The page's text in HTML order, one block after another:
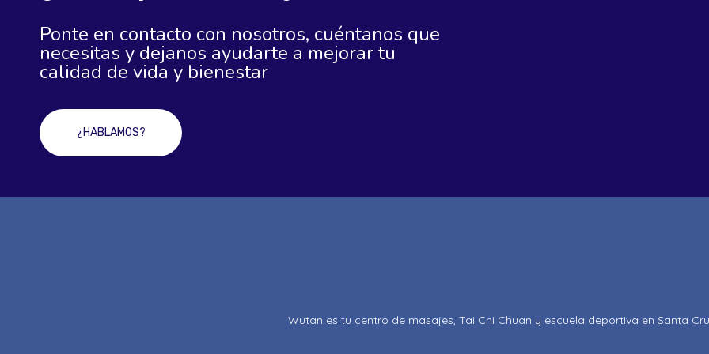
Ponte en contacto con nosotros, cuéntanos que
necesitas y dejanos ayudarte a mejorar tu
calidad de vida y bienestar
¿HABLAMOS?
Wutan es tu centro de masajes, Tai Chi Chuan y escuela deportiva en Santa